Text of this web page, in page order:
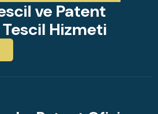
ve Patent
Hizmeti